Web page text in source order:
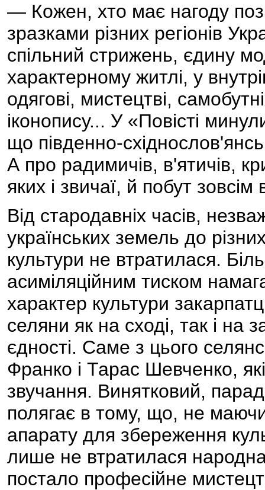
— Кожен, хто має нагоду
зразками різних регіонів
спільний стрижень, єдину
характерному житлі, у
одягові, мистецтві,
іконопису... У «Повісті
що південно-
А про радимичів, в'ятичів,
яких і звичаї, й побут зовсім
Від стародавніх часів,
українських земель до
культури не втратилася.
асиміляційним тиском
характер культури
селяни як на сході, так і на
єдності. Саме з цього
Франко і Тарас Шевченко,
звучання. Винятковий,
полягає в тому, що, не
апарату для збереження
лише не втратилася
постало професійне